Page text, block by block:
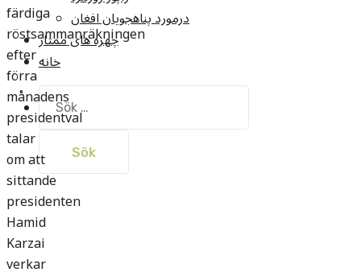
درمورد پناهجويان افغان
چهره های ممتاز
خانه
Sök
efter:
färdiga
röstsammanräkningen
efter
förra
månadens
presidentval
talar
om att
sittande
presidenten
Hamid
Karzai
verkar